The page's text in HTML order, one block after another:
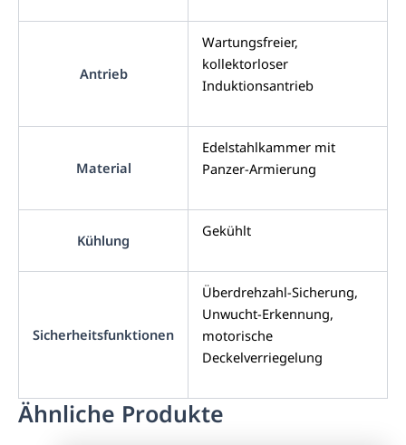
Antrieb
Wartungsfreier,
kollektorloser
Induktionsantrieb
Material
Edelstahlkammer mit
Panzer-Armierung
Kühlung
Gekühlt
Sicherheitsfunktionen
Überdrehzahl-Sicherung,
Unwucht-Erkennung,
motorische
Deckelverriegelung
Ähnliche Produkte